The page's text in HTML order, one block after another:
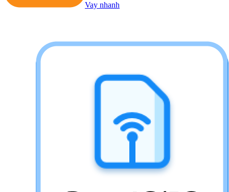
Vay nhanh